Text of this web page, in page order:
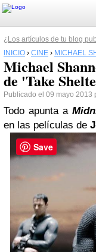
¿Los artículos de tu blog
INICIO › CINE › MICHAEL
Michael
de 'Take
Publicado el 09 mayo 2013
Todo apunta a
en las películas de
Save